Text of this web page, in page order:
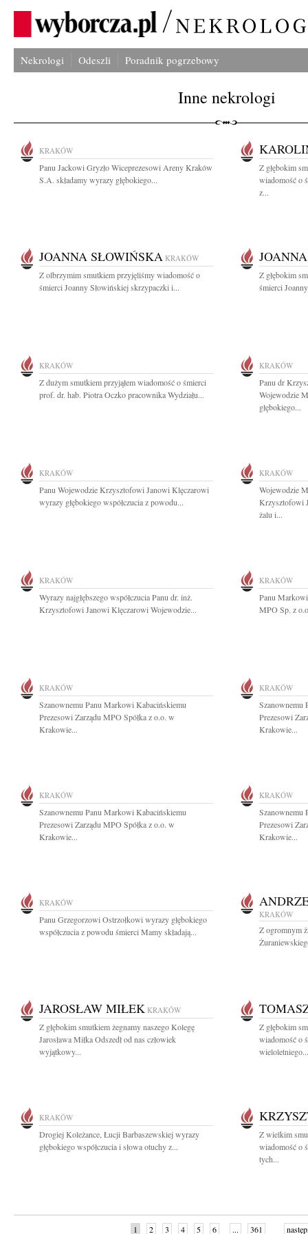
Nekrologi Odeszli Poradnik pogrzebowy
Inne nekrologi
KRAKÓW
Panu Jackowi Gryzło Wiceprezesowi Areny Kraków
S.A. składamy wyrazy głębokiego...
Z głębokim
wiadomość o
z...
JOANNA SŁOWIŃSKA KRAKÓW
Z olbrzymim smutkiem przyjęliśmy wiadomość o
śmierci Joanny Słowińskiej skrzypaczki i...
Z głębokim
śmierci
KRAKÓW
Z dużym smutkiem przyjąłem wiadomość o śmierci
prof. dr. hab. Piotra Oczko pracownika Wydziału...
KRAKÓW
Panu dr
Wojewodzie
głębokiego...
KRAKÓW
Panu Wojewodzie Krzysztofowi Janowi Klęczarowi
wyrazy głębokiego współczucia z powodu...
KRAKÓW
Wojewodzie
Krzysztofowi
żalu i...
KRAKÓW
Wyrazy najgłębszego współczucia Panu dr. inż.
Krzysztofowi Janowi Klęczarowi Wojewodzie...
KRAKÓW
Panu
MPO Sp. z
KRAKÓW
Szanownemu Panu Markowi Kabacińskiemu
Prezesowi Zarządu MPO Spółka z o.o. w
Krakowie...
KRAKÓW
Szanownemu
Prezesowi
Krakowie...
KRAKÓW
Szanownemu Panu Markowi Kabacińskiemu
Prezesowi Zarządu MPO Spółka z o.o. w
Krakowie...
KRAKÓW
Szanownemu
Prezesowi
Krakowie...
KRAKÓW
Panu Grzegorzowi Ostrzołkowi wyrazy głębokiego
współczucia z powodu śmierci Mamy składają...
KRAKÓW
Z ogromnym
JAROSŁAW MIŁEK KRAKÓW
Z głębokim smutkiem żegnamy naszego Kolegę
Jarosława Miłka Odszedł od nas człowiek
wyjątkowy...
Z głębokim
wiadomość o
wieloletniego...
KRAKÓW
Drogiej Koleżance, Łucji Barbaszewskiej wyrazy
głębokiego współczucia i słowa otuchy z...
Z wielkim
wiadomość o
tych...
1 2 3 4 5 6 ... 361